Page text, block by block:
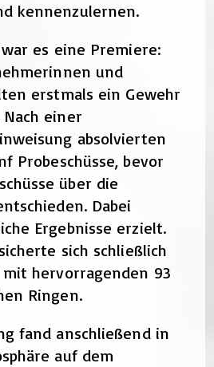
kennenzulernen.
es eine Premiere:
und
erstmals ein Gewehr
einer
absolvierten
Probeschüsse, bevor
über die
Dabei
Ergebnisse erzielt.
sich schließlich
hervorragenden 93
Ringen.
fand anschließend in
auf dem